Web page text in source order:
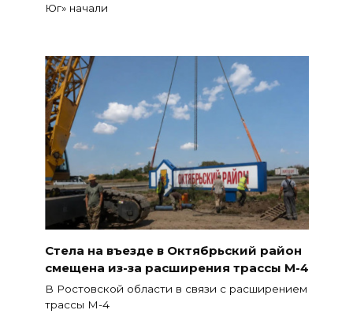
Юг» начали
Стела на въезде в Октябрьский район
смещена из-за расширения трассы М-4
В Ростовской области в связи с расширением
трассы М-4